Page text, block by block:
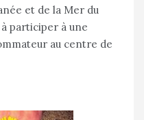
et de la Mer du
participer à une
au centre de